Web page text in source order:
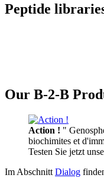
Peptide
Our B-2-B
Action ! "
biochimites et
Testen Sie jetzt
Im Abschnitt Dialog